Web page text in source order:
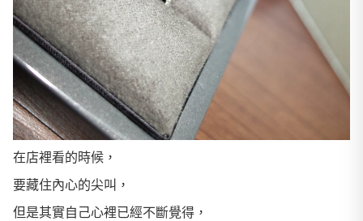
在店裡看的時候，
要藏住內心的尖叫，
但是其實自己心裡已經不斷覺得，